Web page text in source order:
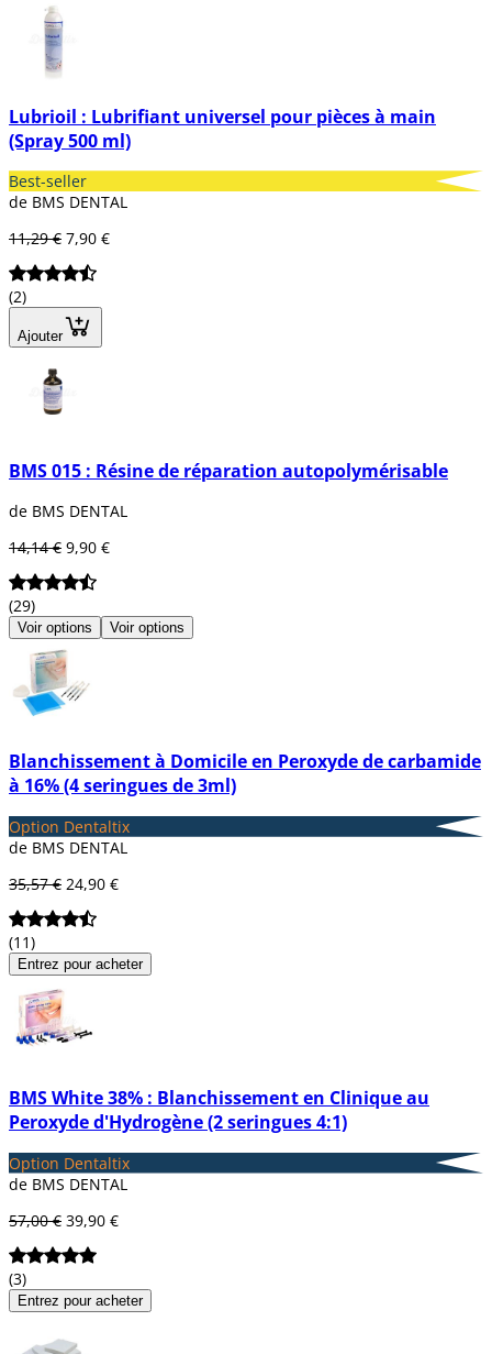
offrant au client une garantie totale,
laboratoire chimique doté des équipements
Lubrioil : Lubrifiant universel pour pièces à main
(Spray 500 ml)
Best-seller
de BMS DENTAL
11,29 € 7,90 €
(2)
Ajouter
BMS 015 : Résine de réparation autopolymérisable
de BMS DENTAL
14,14 € 9,90 €
(29)
Voir options Voir options
Blanchissement à Domicile en Peroxyde de carbamide
à 16% (4 seringues de 3ml)
Option Dentaltix
de BMS DENTAL
35,57 € 24,90 €
(11)
Entrez pour acheter
BMS White 38% : Blanchissement en Clinique au
Peroxyde d'Hydrogène (2 seringues 4:1)
Option Dentaltix
de BMS DENTAL
57,00 € 39,90 €
(3)
Entrez pour acheter